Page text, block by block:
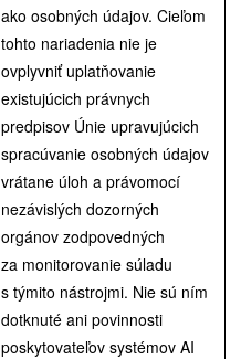
ako osobných údajov. Cieľom
tohto nariadenia nie je
ovplyvniť uplatňovanie
existujúcich právnych
predpisov Únie upravujúcich
spracúvanie osobných údajov
vrátane úloh a právomocí
nezávislých dozorných
orgánov zodpovedných
za monitorovanie súladu
s týmito nástrojmi. Nie sú ním
dotknuté ani povinnosti
poskytovateľov systémov AI